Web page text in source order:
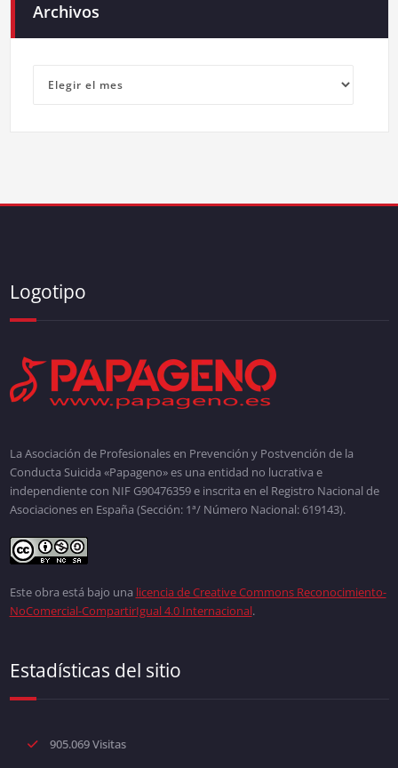
Archivos
Logotipo
La Asociación de Profesionales en Prevención y Postvención de la
Conducta Suicida «Papageno» es una entidad no lucrativa e
independiente con NIF G90476359 e inscrita en el Registro Nacional de
Asociaciones en España (Sección: 1ª/ Número Nacional: 619143).
Este obra está bajo una licencia de Creative Commons Reconocimiento-
NoComercial-CompartirIgual 4.0 Internacional.
Estadísticas del sitio
905.069 Visitas